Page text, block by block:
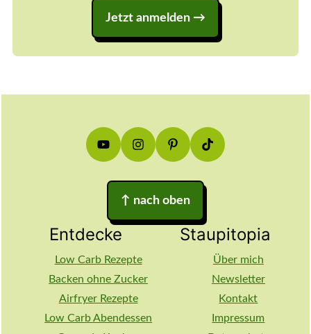
Jetzt anmelden
↑ nach oben
Entdecke
Low Carb Rezepte
Backen ohne Zucker
Airfryer Rezepte
Low Carb Abendessen
Staupitopia
Über mich
Newsletter
Kontakt
Impressum